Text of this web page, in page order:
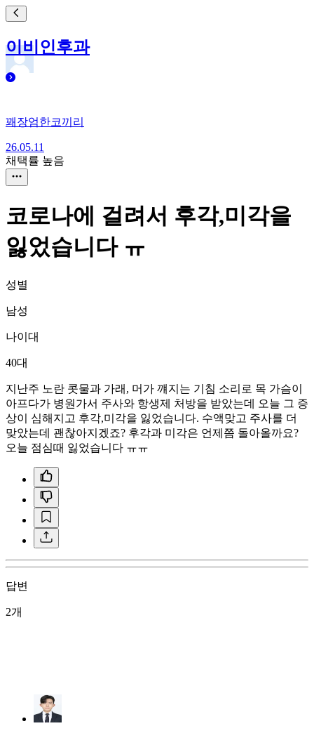
이비인후과
꽤장엄한코끼리
26.05.11
채택률 높음
코로나에 걸려서 후각,미각을
잃었습니다 ㅠ
성별
남성
나이대
40대
지난주 노란 콧물과 가래, 머가 꺠지는 기침 소리로 목 가슴이
아프다가 병원가서 주사와 항생제 처방을 받았는데 오늘 그 증
상이 심해지고 후각,미각을 잃었습니다. 수액맞고 주사를 더
맞았는데 괜찮아지겠죠? 후각과 미각은 언제쯤 돌아올까요?
오늘 점심때 잃었습니다 ㅠㅠ
답변
2개